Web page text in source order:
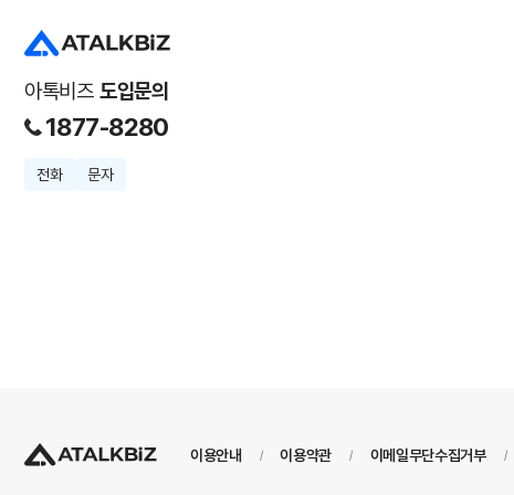
아톡비즈 도입문의
1877-8280
전화 문자
이용안내 / 이용약관 / 이메일무단수집거부 /